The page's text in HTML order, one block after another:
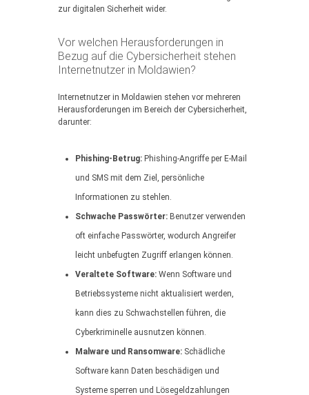
zur digitalen Sicherheit wider.
Vor welchen Herausforderungen in
Bezug auf die Cybersicherheit stehen
Internetnutzer in Moldawien?
Internetnutzer in Moldawien stehen vor mehreren
Herausforderungen im Bereich der Cybersicherheit,
darunter:
Phishing-Betrug: Phishing-Angriffe per E-Mail
und SMS mit dem Ziel, persönliche
Informationen zu stehlen.
Schwache Passwörter: Benutzer verwenden
oft einfache Passwörter, wodurch Angreifer
leicht unbefugten Zugriff erlangen können.
Veraltete Software: Wenn Software und
Betriebssysteme nicht aktualisiert werden,
kann dies zu Schwachstellen führen, die
Cyberkriminelle ausnutzen können.
Malware und Ransomware: Schädliche
Software kann Daten beschädigen und
Systeme sperren und Lösegeldzahlungen